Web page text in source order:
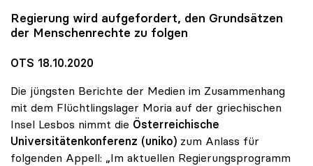
Regierung wird aufgefordert, den Grundsätzen
der Menschenrechte zu folgen
OTS 18.10.2020
Die jüngsten Berichte der Medien im Zusammenhang
mit dem Flüchtlingslager Moria auf der griechischen
Insel Lesbos nimmt die Österreichische
Universitätenkonferenz (uniko) zum Anlass für
folgenden Appell: „Im aktuellen Regierungsprogramm